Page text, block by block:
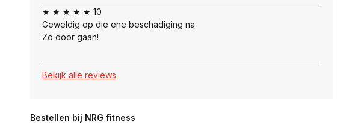
★ ★ ★ ★ ★ 10
Geweldig op die ene beschadiging na
Zo door gaan!
Bekijk alle reviews
Bestellen bij NRG fitness